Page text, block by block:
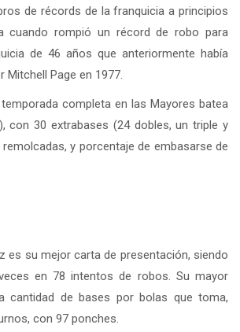
de récords de la franquicia a principios
cuando rompió un récord de robo para
de 46 años que anteriormente había
Mitchell Page en 1977.
completa en las Mayores batea
con 30 extrabases (24 dobles, un triple y
y porcentaje de embasarse de
es su mejor carta de presentación, siendo
en 78 intentos de robos. Su mayor
cantidad de bases por bolas que toma,
con 97 ponches.